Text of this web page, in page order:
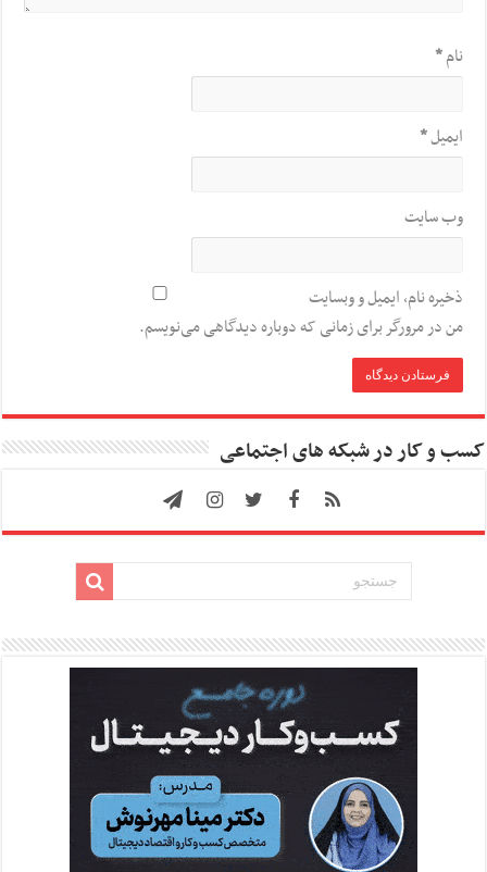
نام*
ایمیل*
وب‌ سایت
ذخیره نام، ایمیل و وبسایت
من در مرورگر برای زمانی که دوباره دیدگاهی می‌نویسم.
کسب و کار در شبکه های اجتماعی